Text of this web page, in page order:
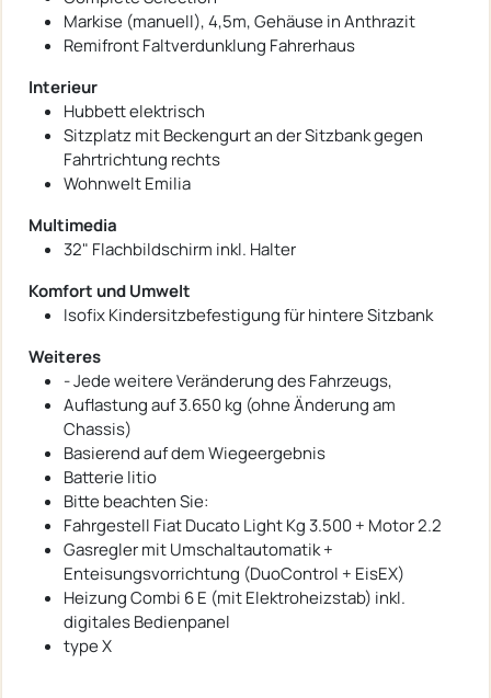
Markise (manuell), 4,5m, Gehäuse in Anthrazit
Remifront Faltverdunklung Fahrerhaus
Interieur
Hubbett elektrisch
Sitzplatz mit Beckengurt an der Sitzbank gegen
Fahrtrichtung rechts
Wohnwelt Emilia
Multimedia
32" Flachbildschirm inkl. Halter
Komfort und Umwelt
Isofix Kindersitzbefestigung für hintere Sitzbank
Weiteres
- Jede weitere Veränderung des Fahrzeugs,
Auflastung auf 3.650 kg (ohne Änderung am
Chassis)
Basierend auf dem Wiegeergebnis
Batterie litio
Bitte beachten Sie:
Fahrgestell Fiat Ducato Light Kg 3.500 + Motor 2.2
Gasregler mit Umschaltautomatik +
Enteisungsvorrichtung (DuoControl + EisEX)
Heizung Combi 6 E (mit Elektroheizstab) inkl.
digitales Bedienpanel
type X